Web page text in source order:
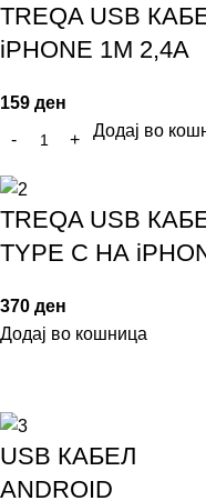
TREQA USB
iPHONE 1M 2,4A
159 ден
Додај во
TREQA USB
TYPE C НА
370 ден
Додај во кошница
USB КАБЕЛ
ANDROID